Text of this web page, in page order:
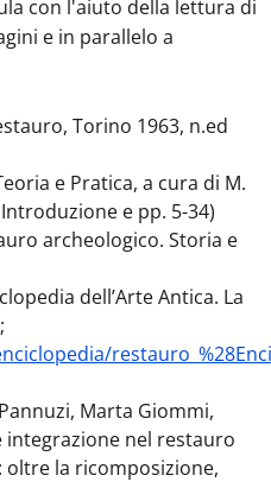
con l'aiuto della lettura di
e in parallelo a
Torino 1963, n.ed
e Pratica, a cura di M.
e pp. 5-34)
archeologico. Storia e
dell’Arte Antica. La
Marta Giommi,
integrazione nel restauro
oltre la ricomposizione,